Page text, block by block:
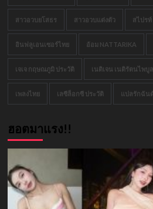
สาวอวบยโสธร สาวอวบแต่งตัว สไปรท์
อินฟลูเอนเซอร์ไทย อ้อม NATTARIKA
เจเจ กฤษณภูมิ ประวัติ เนติเจน เนติรัตนไพบู
เพลงไทย เลซีล็อกซี ประวัติ แปลรักฉันด้
ฮอตมาแรง!!